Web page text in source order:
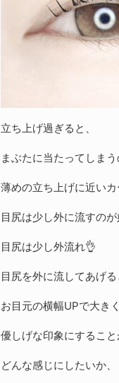
立ち上げ過ぎると、
まぶたに当たってしま
薄めの立ち上げに近い
目尻は少し外に流すのが
目尻は少し外流れ👌
目尻を外に流してあげる
お目元の横幅UPで大き
優しげな印象にするこ
どんな感じにしたいか、